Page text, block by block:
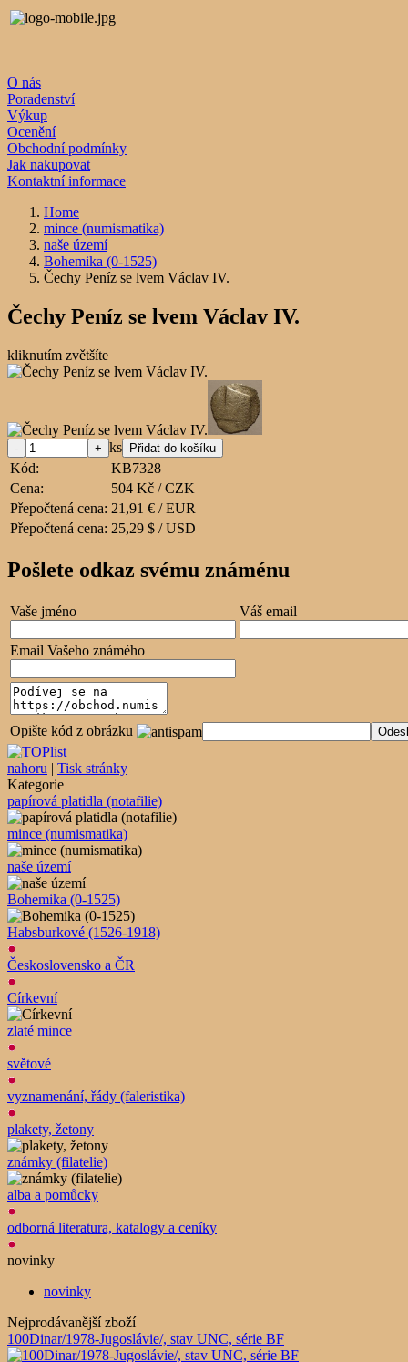
O nás
Poradenství
Výkup
Ocenění
Obchodní podmínky
Jak nakupovat
Kontaktní informace
Home
mince (numismatika)
naše území
Bohemika (0-1525)
Čechy Peníz se lvem Václav IV.
Čechy Peníz se lvem Václav IV.
kliknutím zvětšíte
ks
Kód:
KB7328
Cena:
504 Kč / CZK
Přepočtená cena: 21,91 € / EUR
Přepočtená cena: 25,29 $ / USD
Pošlete odkaz svému známénu
Vaše jméno Váš email
Email Vašeho známého
Opište kód z obrázku
nahoru | Tisk stránky
Kategorie
papírová platidla (notafilie)
mince (numismatika)
naše území
Bohemika (0-1525)
Habsburkové (1526-1918)
Československo a ČR
Církevní
zlaté mince
světové
vyznamenání, řády (faleristika)
plakety, žetony
známky (filatelie)
alba a pomůcky
odborná literatura, katalogy a ceníky
novinky
novinky
Nejprodávanější zboží
100Dinar/1978-Jugoslávie/, stav UNC, série BF